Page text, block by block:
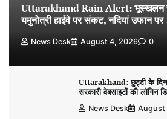
Uttarakhand Rain Alert: भूस्खलन
यमुनोत्री हाईवे पर संकट, नदियां उफान पर
News Desk August 4, 2026 0
Uttarakhand: छुट्टी के दिन
सरकारी वेबसाइटों की लॉगिन
News Desk August